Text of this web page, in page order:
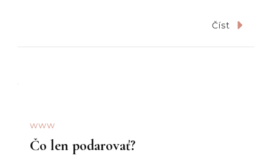
Číst
WWW
Čo len podarovať?